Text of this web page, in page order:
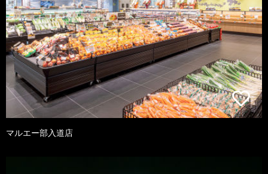
マルエー部入道店